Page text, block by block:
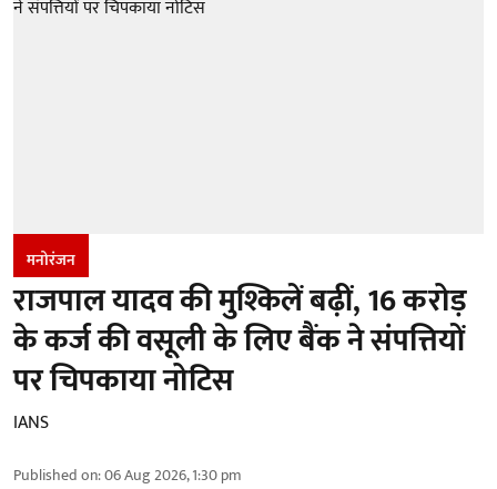
मनोरंजन
राजपाल यादव की मुश्किलें बढ़ीं, 16 करोड़
के कर्ज की वसूली के लिए बैंक ने संपत्तियों
पर चिपकाया नोटिस
IANS
Published on:06 Aug 2026, 1:30 pm